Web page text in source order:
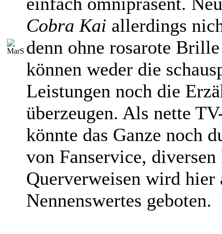
Cobra Kai allerdings
denn ohne rosarote
können weder die
Leistungen noch die
überzeugen. Als nette
könnte das Ganze noch
von Fanservice,
Querverweisen wird
Nennenswertes geboten.